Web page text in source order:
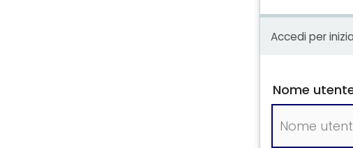
Accedi per
Nome